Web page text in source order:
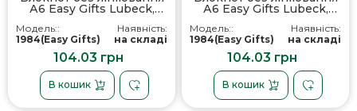
А6 Easy Gifts Lubeck,
тверда обкладинка,
колір жовтий - 198408
Модель::
1984(Easy Gifts)
Наявність:
на складі
104.03 грн
В кошик
А6 Easy Gifts Lubeck,
тверда обкладинка,
колір зелений - 198409
Модель::
1984(Easy Gifts)
Наявність:
на складі
104.03 грн
В кошик